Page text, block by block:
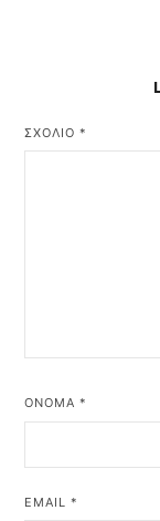
ΣΧΌΛΙΟ*
ΌΝΟΜΑ*
EMAIL*